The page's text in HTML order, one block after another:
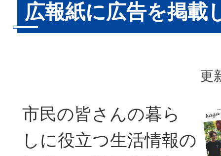
広報紙に広告を掲載
更
市民の皆さんの暮ら
しに役立つ生活情報の